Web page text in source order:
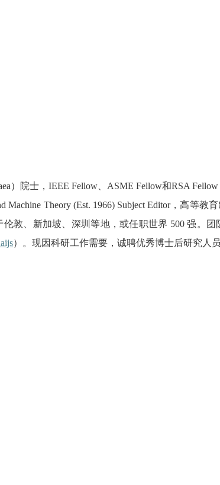
）院士，IEEE Fellow、ASME Fellow和RSA
Theory (Est. 1966) Subject Editor，高等教
敦、新加坡、深圳等地，或任职世界 500 强。
）。现因科研工作需要，诚聘优秀博士后研究人员